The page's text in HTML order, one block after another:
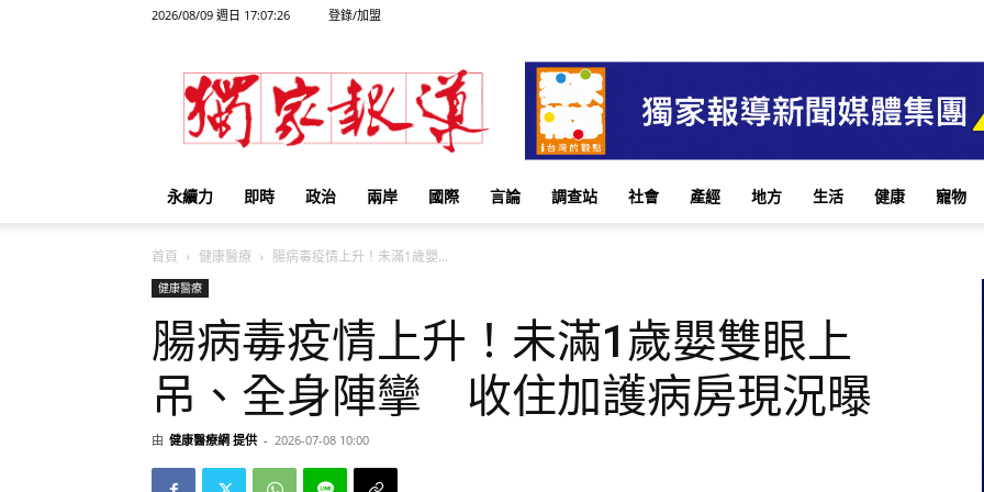
2026/08/09 週日 17:07:26 登錄/加盟
獨
家
報
永續力 即時 政治 兩岸 國際 言論 調查站 社會 產經 地方 生活 健康 寵物
首頁 健康醫療 腸病毒疫情上升！未滿1歲嬰...
健康醫療
腸病毒疫情上升！未滿1歲嬰雙眼上
吊、全身陣攣 收住加護病房現況曝
由 健康醫療網 提供 - 2026-07-08 10:00